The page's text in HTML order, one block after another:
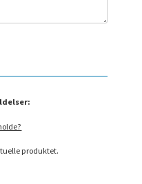
produktet.